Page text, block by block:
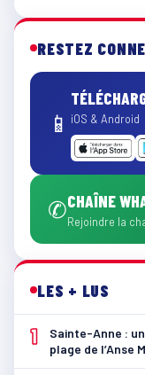
RESTEZ
📱 iOS & Android
✆CHAÎNE
Rejoindre la
LES + LUS
1
Sainte-Anne :
plage de l’Anse